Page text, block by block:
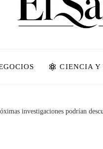
CIENCIA Y
investigaciones podrían